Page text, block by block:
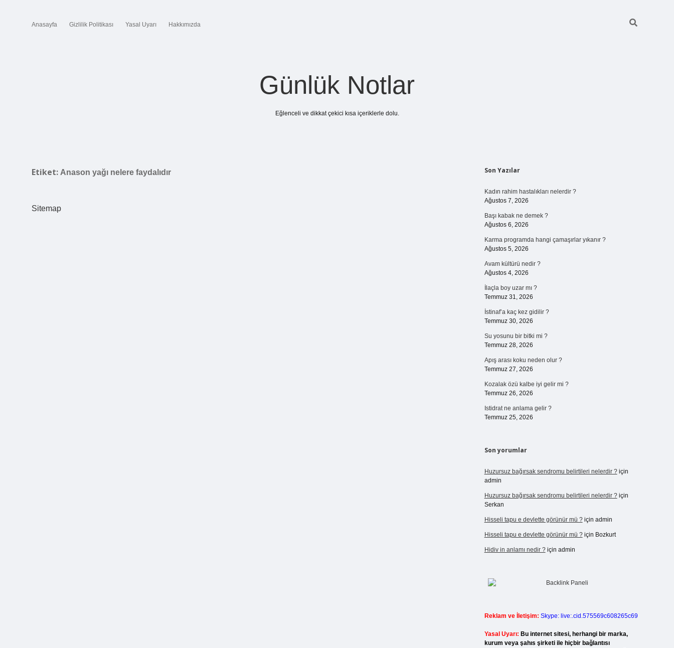
Anasayfa Gizlilik Politikası Yasal Uyarı Hakkımızda
Günlük Notlar
Eğlenceli ve dikkat çekici kısa içeriklerle dolu.
Etiket: Anason yağı nelere faydalıdır
Sitemap
Sidebar
Son Yazılar
Kadın rahim hastalıkları nelerdir ?
Ağustos 7, 2026
Başı kabak ne demek ?
Ağustos 6, 2026
Karma programda hangi çamaşırlar yıkanır ?
Ağustos 5, 2026
Avam kültürü nedir ?
Ağustos 4, 2026
İlaçla boy uzar mı ?
Temmuz 31, 2026
İstinaf’a kaç kez gidilir ?
Temmuz 30, 2026
Su yosunu bir bitki mi ?
Temmuz 28, 2026
Apış arası koku neden olur ?
Temmuz 27, 2026
Kozalak özü kalbe iyi gelir mi ?
Temmuz 26, 2026
Istidrat ne anlama gelir ?
Temmuz 25, 2026
Son yorumlar
Huzursuz bağırsak sendromu belirtileri nelerdir ?için
admin
Huzursuz bağırsak sendromu belirtileri nelerdir ?için
Serkan
Hisseli tapu e devlette görünür mü ?için admin
Hisseli tapu e devlette görünür mü ?için Bozkurt
Hidiv in anlamı nedir ?için admin
Reklam ve İletişim: Skype: live:.cid.575569c608265c69
Yasal Uyarı: Bu internet sitesi, herhangi bir marka,
kurum veya şahıs şirketi ile hiçbir bağlantısı